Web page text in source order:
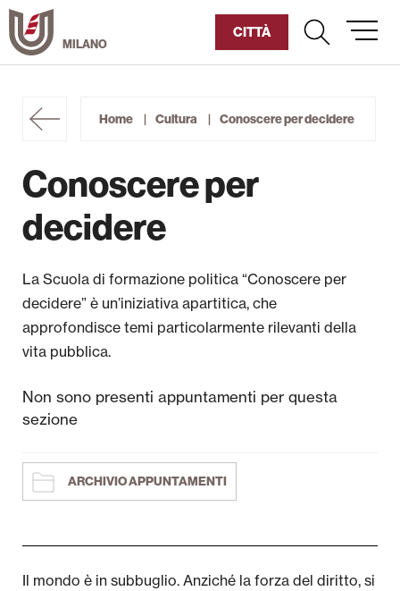
Vai
al
contenuto
CITTÀ
Home Cultura Conoscere per decidere
Conoscere per
decidere
La Scuola di formazione politica “Conoscere per
decidere” è un’iniziativa apartitica, che
approfondisce temi particolarmente rilevanti della
vita pubblica.
Il mondo è in subbuglio. Anziché la forza del diritto, si
ARCHIVIO APPUNTAMENTI
Non sono presenti appuntamenti per questa
sezione
Sostienici
Chi siamo
I nostri spazi
Archivio storico e Biblioteca
Cultura
Sociale